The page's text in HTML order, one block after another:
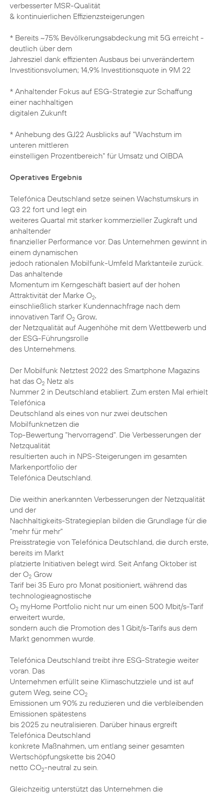
verbesserter MSR-Qualität
& kontinuierlichen Effizienzsteigerungen
* Bereits ~75% Bevölkerungsabdeckung mit 5G erreicht -
deutlich über dem
Jahresziel dank effizienten Ausbaus bei unverändertem
Investitionsvolumen; 14,9% Investitionsquote in 9M 22
* Anhaltender Fokus auf ESG-Strategie zur Schaffung
einer nachhaltigen
digitalen Zukunft
* Anhebung des GJ22 Ausblicks auf "Wachstum im
unteren mittleren
einstelligen Prozentbereich" für Umsatz und OIBDA
Operatives Ergebnis
Telefónica Deutschland setze seinen Wachstumskurs in
Q3 22 fort und legt ein
weiteres Quartal mit starker kommerzieller Zugkraft und
anhaltender
finanzieller Performance vor. Das Unternehmen gewinnt in
einem dynamischen
jedoch rationalen Mobilfunk-Umfeld Marktanteile zurück.
Das anhaltende
Momentum im Kerngeschäft basiert auf der hohen
Attraktivität der Marke O2,
einschließlich starker Kundennachfrage nach dem
innovativen Tarif O2 Grow,
der Netzqualität auf Augenhöhe mit dem Wettbewerb und
der ESG-Führungsrolle
des Unternehmens.
Der Mobilfunk Netztest 2022 des Smartphone Magazins
hat das O2 Netz als
Nummer 2 in Deutschland etabliert. Zum ersten Mal erhielt
Telefónica
Deutschland als eines von nur zwei deutschen
Mobilfunknetzen die
Top-Bewertung "hervorragend". Die Verbesserungen der
Netzqualität
resultierten auch in NPS-Steigerungen im gesamten
Markenportfolio der
Telefónica Deutschland.
Die weithin anerkannten Verbesserungen der Netzqualität
und der
Nachhaltigkeits-Strategieplan bilden die Grundlage für die
"mehr für mehr"
Preisstrategie von Telefónica Deutschland, die durch erste,
bereits im Markt
platzierte Initiativen belegt wird. Seit Anfang Oktober ist
der O2 Grow
Tarif bei 35 Euro pro Monat positioniert, während das
technologieagnostische
O2 myHome Portfolio nicht nur um einen 500 Mbit/s-Tarif
erweitert wurde,
sondern auch die Promotion des 1 Gbit/s-Tarifs aus dem
Markt genommen wurde.
Telefónica Deutschland treibt ihre ESG-Strategie weiter
voran. Das
Unternehmen erfüllt seine Klimaschutzziele und ist auf
gutem Weg, seine CO2
Emissionen um 90% zu reduzieren und die verbleibenden
Emissionen spätestens
bis 2025 zu neutralisieren. Darüber hinaus ergreift
Telefónica Deutschland
konkrete Maßnahmen, um entlang seiner gesamten
Wertschöpfungskette bis 2040
netto CO2-neutral zu sein.
Gleichzeitig unterstützt das Unternehmen die